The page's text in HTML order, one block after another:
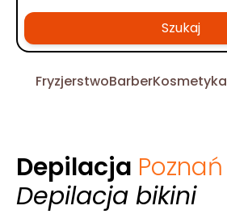
Szukaj
FryzjerstwoBarberKosmetyka
Depilacja Poznań
Depilacja bikini